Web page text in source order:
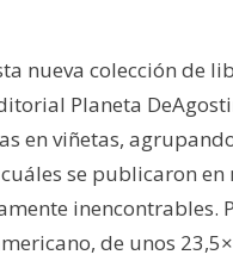
nueva colección de
Planeta
en viñetas,
se publicaron
inencontrables.
de unos